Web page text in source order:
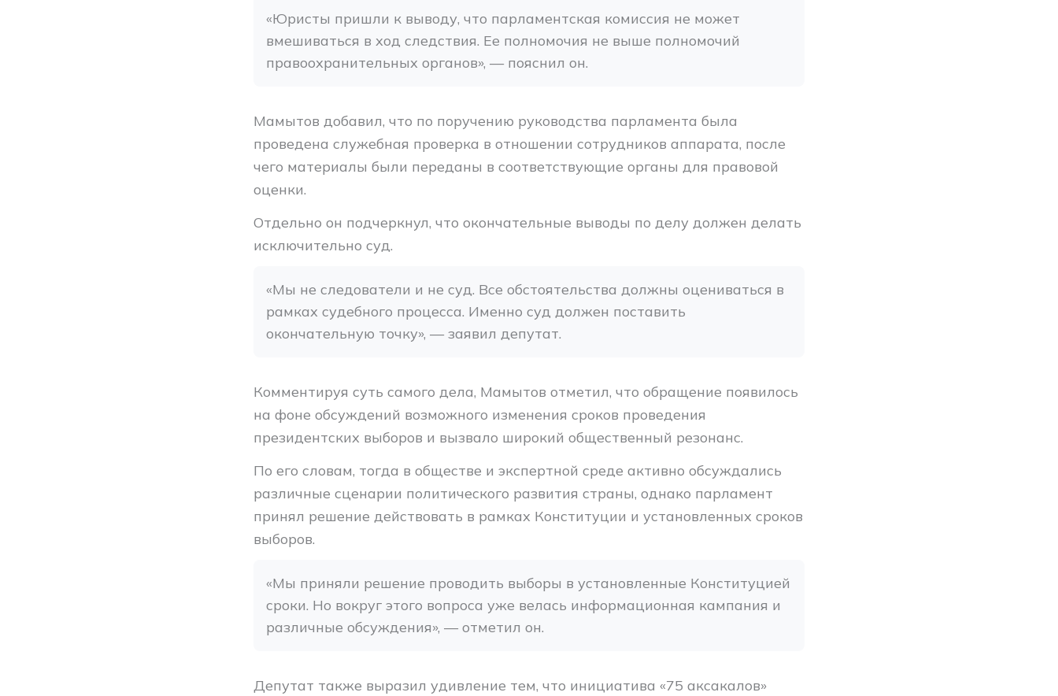
«Юристы пришли к выводу, что парламентская комиссия не может
вмешиваться в ход следствия. Ее полномочия не выше полномочий
правоохранительных органов», — пояснил он.
Мамытов добавил, что по поручению руководства парламента была
проведена служебная проверка в отношении сотрудников аппарата, после
чего материалы были переданы в соответствующие органы для правовой
оценки.
Отдельно он подчеркнул, что окончательные выводы по делу должен делать
исключительно суд.
«Мы не следователи и не суд. Все обстоятельства должны оцениваться в
рамках судебного процесса. Именно суд должен поставить
окончательную точку», — заявил депутат.
Комментируя суть самого дела, Мамытов отметил, что обращение появилось
на фоне обсуждений возможного изменения сроков проведения
президентских выборов и вызвало широкий общественный резонанс.
По его словам, тогда в обществе и экспертной среде активно обсуждались
различные сценарии политического развития страны, однако парламент
принял решение действовать в рамках Конституции и установленных сроков
выборов.
«Мы приняли решение проводить выборы в установленные Конституцией
сроки. Но вокруг этого вопроса уже велась информационная кампания и
различные обсуждения», — отметил он.
Депутат также выразил удивление тем, что инициатива «75 аксакалов»